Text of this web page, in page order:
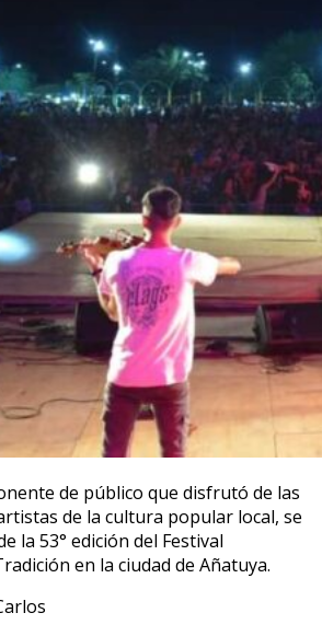
de público que disfrutó de las
de la cultura popular local, se
la 53° edición del Festival
en la ciudad de Añatuya.